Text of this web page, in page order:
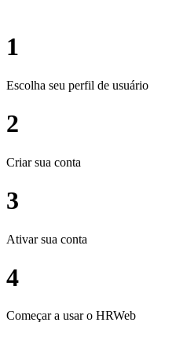
1
Escolha seu perfil de usuário
2
Criar sua conta
3
Ativar sua conta
4
Começar a usar o HRWeb